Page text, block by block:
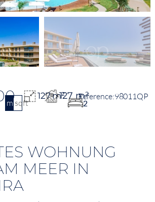
m2sqft
127 m²127 m²
2
98011QP
WOHNUNG
MEER IN